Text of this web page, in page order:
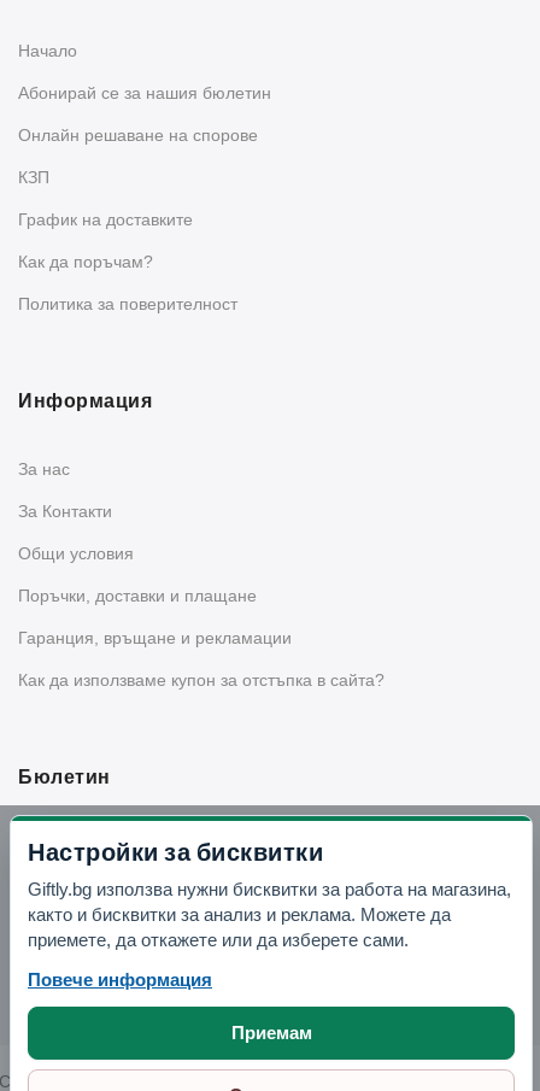
Начало
Абонирай се за нашия бюлетин
Oнлайн решаване на спорове
КЗП
График на доставките
Как да поръчам?
Политика за поверителност
Информация
За нас
За Контакти
Общи условия
Поръчки, доставки и плащане
Гаранция, връщане и рекламации
Как да използваме купон за отстъпка в сайта?
Бюлетин
Вземи -10% отстъпка в Telegram
Отвори Telegram
Copyright © 2026 GIFTLY.BG. All rights reserved.
Настройки за бисквитки
Giftly.bg използва нужни бисквитки за работа на магазина,
както и бисквитки за анализ и реклама. Можете да
приемете, да откажете или да изберете сами.
Повече информация
Приемам